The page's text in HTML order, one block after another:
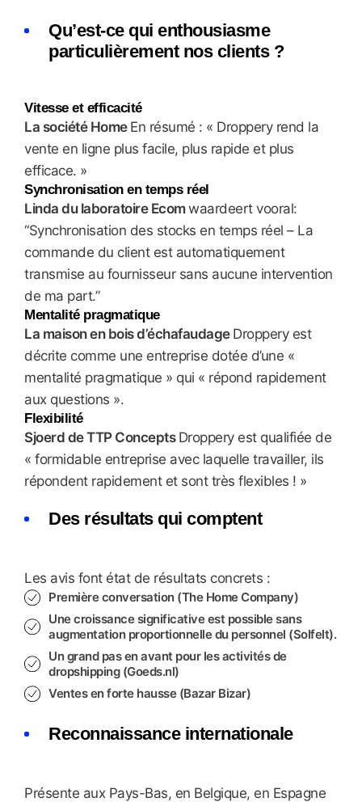
Qu’est-ce qui enthousiasme
particulièrement nos clients ?
Vitesse et efficacité
La société Home En résumé : « Droppery rend la
vente en ligne plus facile, plus rapide et plus
efficace. »
Synchronisation en temps réel
Linda du laboratoire Ecomwaardeert vooral:
“Synchronisation des stocks en temps réel – La
commande du client est automatiquement
transmise au fournisseur sans aucune intervention
de ma part.”
Mentalité pragmatique
La maison en bois d’échafaudage Droppery est
décrite comme une entreprise dotée d’une «
mentalité pragmatique » qui « répond rapidement
aux questions ».
Flexibilité
Sjoerd de TTP Concepts Droppery est qualifiée de
« formidable entreprise avec laquelle travailler, ils
répondent rapidement et sont très flexibles ! »
Des résultats qui comptent
Les avis font état de résultats concrets :
Première conversation (The Home Company)
Une croissance significative est possible sans
augmentation proportionnelle du personnel (Solfelt).
Un grand pas en avant pour les activités de
dropshipping (Goeds.nl)
Ventes en forte hausse (Bazar Bizar)
Reconnaissance internationale
Présente aux Pays-Bas, en Belgique, en Espagne